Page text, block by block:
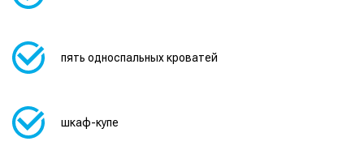
пять односпальных кроватей
шкаф-купе